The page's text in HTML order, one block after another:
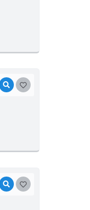
VISUALIZAR
VISUALIZAR